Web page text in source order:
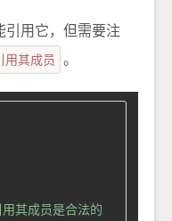
引用它，但需要注
用其成员 。
其成员是合法的